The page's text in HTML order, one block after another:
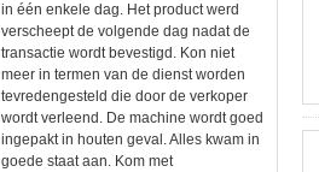
in één enkele dag. Het product werd
verscheept de volgende dag nadat de
transactie wordt bevestigd. Kon niet
meer in termen van de dienst worden
tevredengesteld die door de verkoper
wordt verleend. De machine wordt goed
ingepakt in houten geval. Alles kwam in
goede staat aan. Kom met